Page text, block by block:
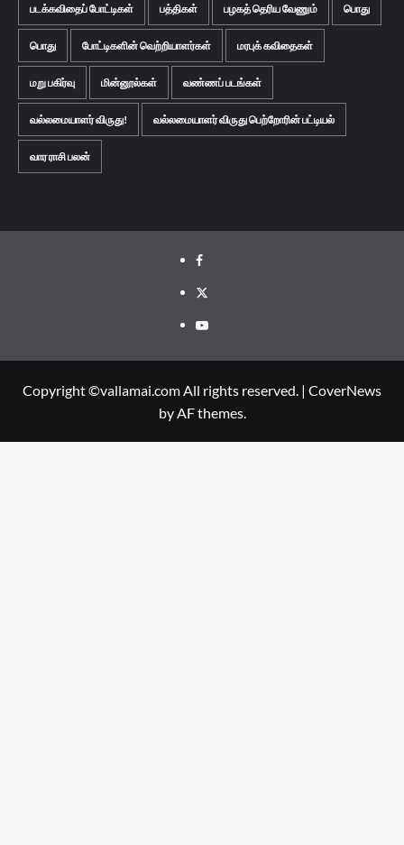
படக்கவிதைப் போட்டிகள் பத்திகள் பழகத் தெரிய வேணும் பொது
பொது போட்டிகளின் வெற்றியாளர்கள் மரபுக் கவிதைகள்
மறு பகிர்வு மின்னூல்கள் வண்ணப் படங்கள்
வல்லமையாளர் விருது! வல்லமையாளர் விருது பெற்றோரின் பட்டியல்
வார ராசி பலன்
Facebook
Twitter
Youtube
Copyright ©vallamai.com All rights reserved. | CoverNews
by AF themes.